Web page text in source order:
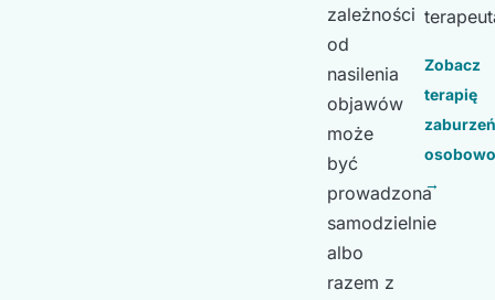
zależności
od
nasilenia
objawów
może
być
prowadzona
samodzielnie
albo
razem z
Zobacz
terapię
zaburzeń
→